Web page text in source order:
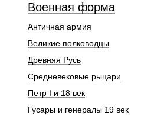
Античная армия
Великие полководцы
Древняя Русь
Средневековые рыцари
Петр I и 18 век
Гусары и генералы 19 век
Военная форма